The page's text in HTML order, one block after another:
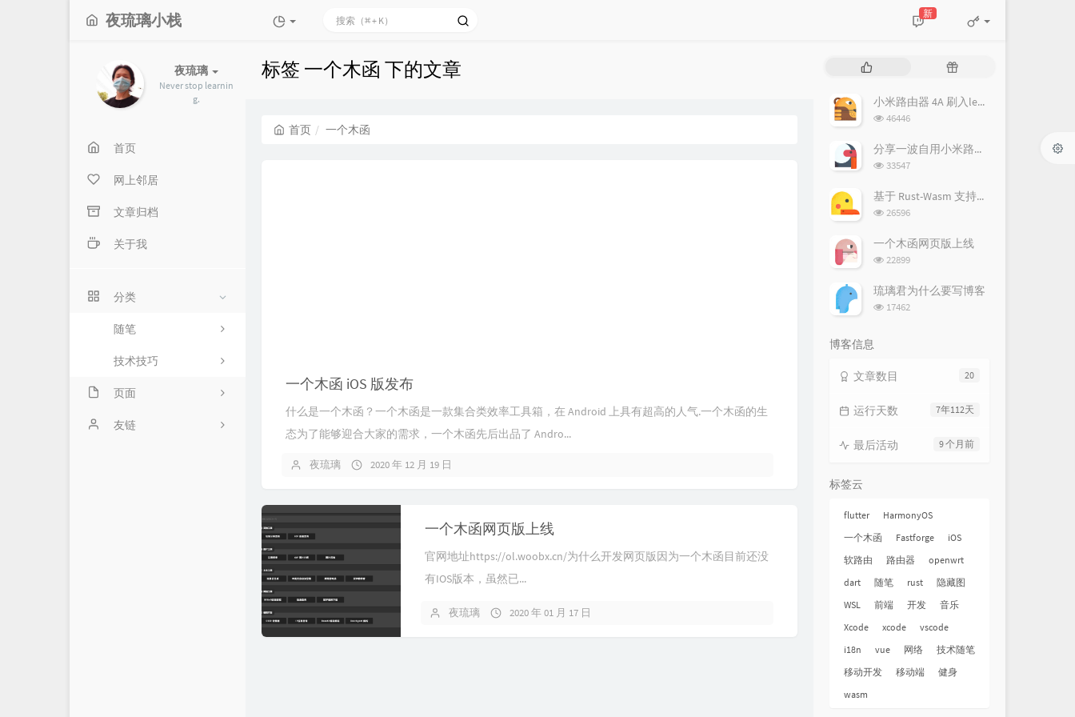
夜琉璃小栈 新
夜琉璃
Never stop learnin
g.
首页
网上邻居
文章归档
关于我
分类
随笔
技术技巧
页面
关于我
友链
标签 一个木函 下的文章
首页 一个木函
一个木函 iOS 版发布
什么是一个木函？一个木函是一款集合类效率工具箱，在 Android 上具有超高的人气.一个木函的生
态为了能够迎合大家的需求，一个木函先后出品了 Andro...
夜琉璃 2020 年 12 月 19 日
一个木函网页版上线
官网地址https://ol.woobx.cn/为什么开发网页版因为一个木函目前还没
有IOS版本，虽然已...
夜琉璃 2020 年 01 月 17 日
文
章
随
文
小米路由器 4A 刷入lean 的 openwrt/lede
浏
次
数:
46446
分享一波自用小米路由器 Pro (R3P) openwrt 固件 (lean's lede)
浏
次
数:
33547
基于 Rust-Wasm 支持彩色的幻影坦克(隐藏图)生成器
浏
次
数:
26596
一个木函网页版上线
浏
次
数:
22899
琉璃君为什么要写博客
浏
17462
博客信息
20
文章数目
7年112天
运行天数
9 个月前
最后活动
标签云
flutter
HarmonyOS
一个木函
Fastforge
iOS
软路由
路由器
openwrt
dart
随笔 rust
隐藏图
WSL
前端 开发
音乐
Xcode
xcode
vscode
i18n
vue 网络
技术随笔
移动开发
移动端
健身
wasm